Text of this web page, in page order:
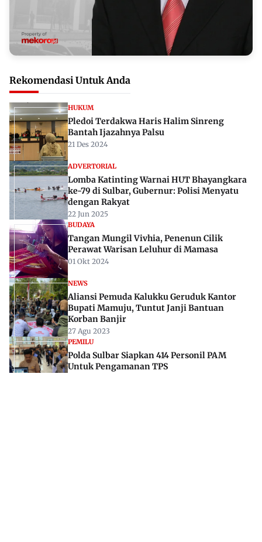
Rekomendasi Untuk Anda
HUKUM
Pledoi Terdakwa Haris Halim Sinreng
Bantah Ijazahnya Palsu
21 Des 2024
ADVERTORIAL
Lomba Katinting Warnai HUT Bhayangkara
ke-79 di Sulbar, Gubernur: Polisi Menyatu
dengan Rakyat
22 Jun 2025
BUDAYA
Tangan Mungil Vivhia, Penenun Cilik
Perawat Warisan Leluhur di Mamasa
01 Okt 2024
NEWS
Aliansi Pemuda Kalukku Geruduk Kantor
Bupati Mamuju, Tuntut Janji Bantuan
Korban Banjir
27 Agu 2023
PEMILU
Polda Sulbar Siapkan 414 Personil PAM
Untuk Pengamanan TPS